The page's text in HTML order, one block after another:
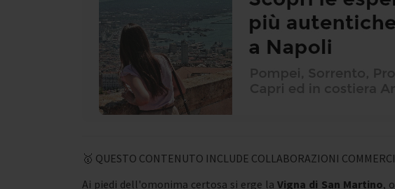
🥇 QUESTO CONTENUTO INCLUDE COLLABORAZIONI
Ai piedi dell'omonima certosa si erge laVigna di San Martino,